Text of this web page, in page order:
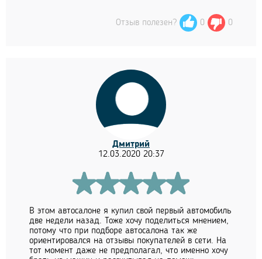
Отзыв полезен? 0 0
Дмитрий
12.03.2020 20:37
В этом автосалоне я купил свой первый автомобиль
две недели назад. Тоже хочу поделиться мнением,
потому что при подборе автосалона так же
ориентировался на отзывы покупателей в сети. На
тот момент даже не предполагал, что именно хочу